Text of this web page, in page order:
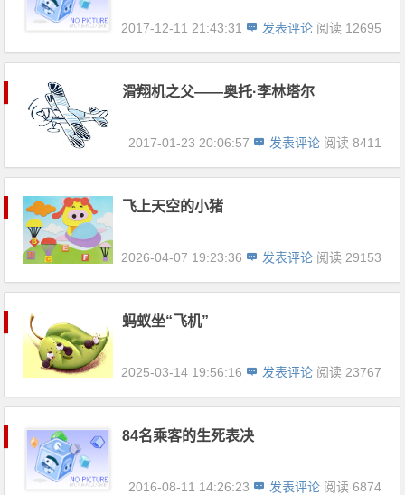
2017-12-11 21:43:31 发表评论 阅读 12695
滑翔机之父——奥托·李林塔尔
2017-01-23 20:06:57 发表评论 阅读 8411
飞上天空的小猪
2026-04-07 19:23:36 发表评论 阅读 29153
蚂蚁坐“飞机”
2025-03-14 19:56:16 发表评论 阅读 23767
84名乘客的生死表决
2016-08-11 14:26:23 发表评论 阅读 6874